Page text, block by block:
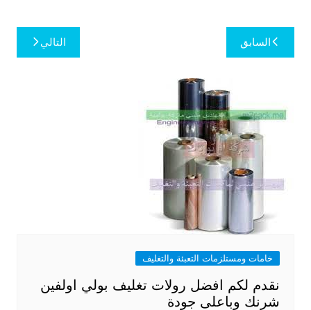
تصفّح
المقالات
السابق التالي
خامات ومستلزمات التعبئة والتغليف
نقدم لكم افضل رولات تغليف بولي اولفين
شرنك وباعلى جودة